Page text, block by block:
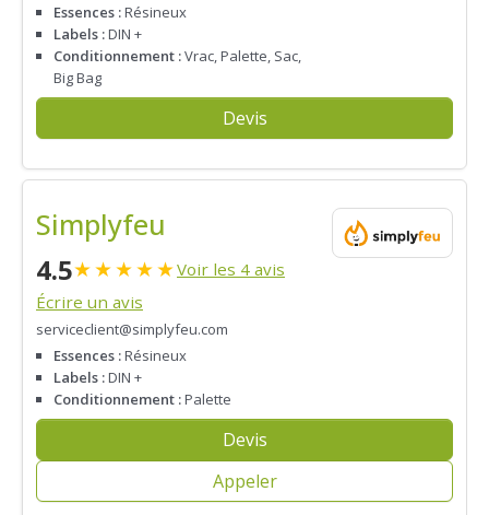
Essences :Résineux
Labels :DIN +
Conditionnement :Vrac, Palette, Sac,
Big Bag
Devis
Simplyfeu
4.5★★★★★Voir les 4 avis
Écrire un avis
serviceclient@simplyfeu.com
Essences :Résineux
Labels :DIN +
Conditionnement :Palette
Devis
Appeler